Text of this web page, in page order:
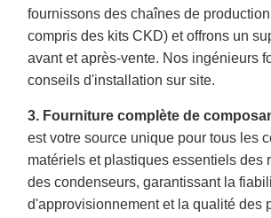
fournissons des chaînes de
compris des kits CKD) et offrons un
avant et après-vente. Nos ingénieurs
conseils d'installation sur site.
3. Fourniture complète de
est votre source unique pour tous les
matériels et plastiques essentiels des
des condenseurs, garantissant la
d'approvisionnement et la qualité des